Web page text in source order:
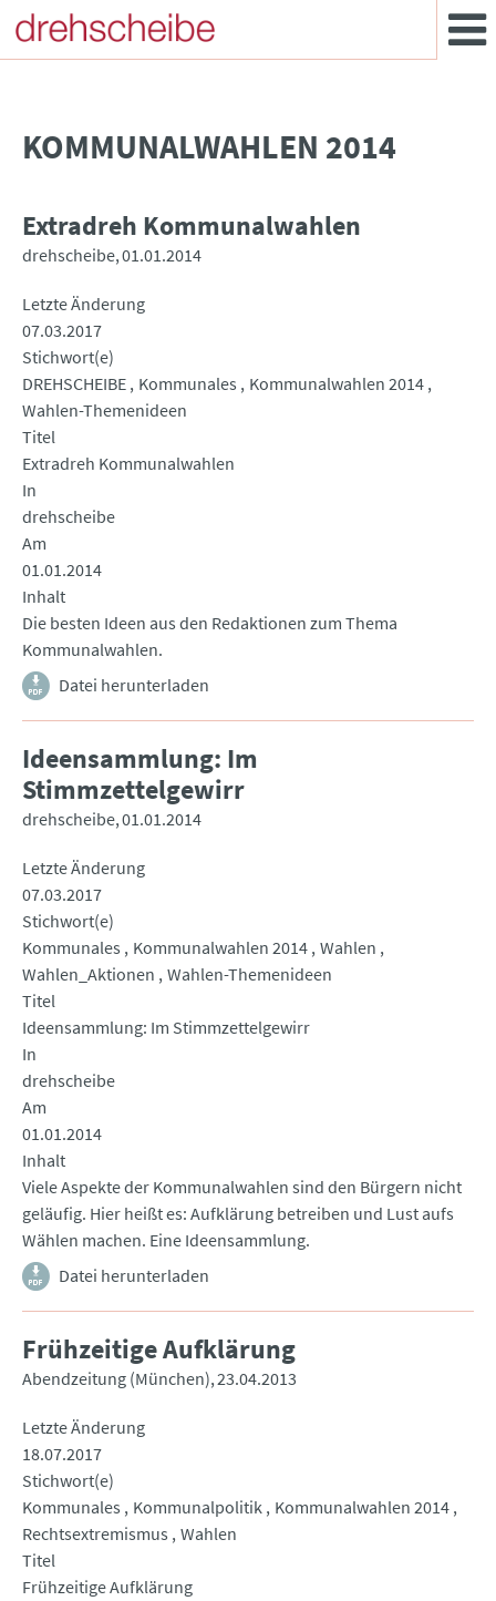
KOMMUNALWAHLEN 2014
Extradreh Kommunalwahlen
drehscheibe 01.01.2014
Letzte Änderung
07.03.2017
Stichwort(e)
DREHSCHEIBE Kommunales
Kommunalwahlen 2014
Wahlen-Themenideen
Titel
Extradreh Kommunalwahlen
In
drehscheibe
Am
01.01.2014
Inhalt
Die besten Ideen aus den Redaktionen zum Thema
Kommunalwahlen.
Datei herunterladen
Ideensammlung: Im
Stimmzettelgewirr
drehscheibe 01.01.2014
Letzte Änderung
07.03.2017
Stichwort(e)
Kommunales
Kommunalwahlen 2014 Wahlen
Wahlen_Aktionen Wahlen-Themenideen
Titel
Ideensammlung: Im Stimmzettelgewirr
In
drehscheibe
Am
01.01.2014
Inhalt
Viele Aspekte der Kommunalwahlen sind den Bürgern nicht
geläufig. Hier heißt es: Aufklärung betreiben und Lust aufs
Wählen machen. Eine Ideensammlung.
Datei herunterladen
Frühzeitige Aufklärung
Abendzeitung (München) 23.04.2013
Letzte Änderung
18.07.2017
Stichwort(e)
Kommunales
Kommunalpolitik Kommunalwahlen 2014
Rechtsextremismus Wahlen
Titel
Frühzeitige Aufklärung